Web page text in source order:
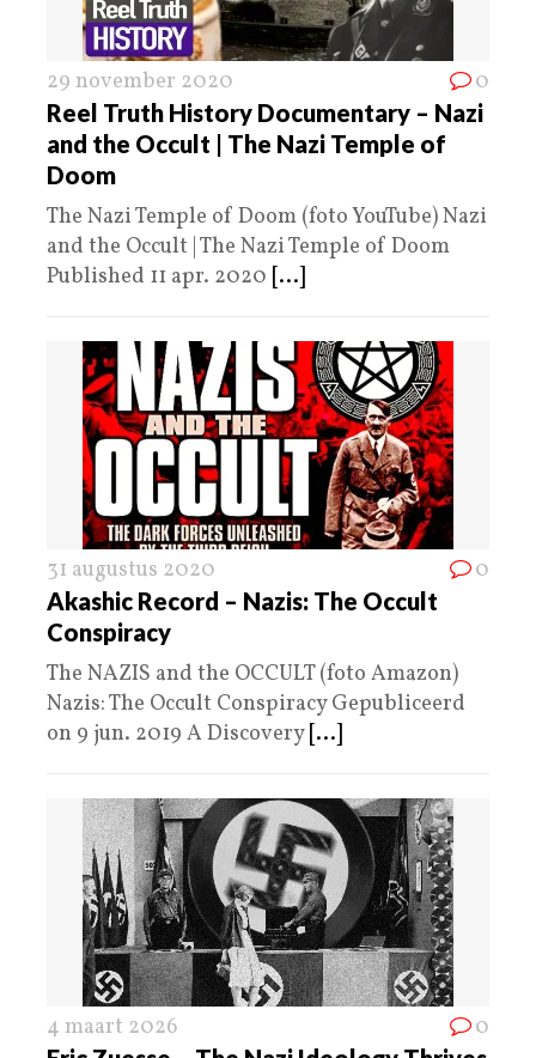
29 november 2020 0
Reel Truth History Documentary – Nazi
and the Occult | The Nazi Temple of
Doom
The Nazi Temple of Doom (foto YouTube) Nazi
and the Occult | The Nazi Temple of Doom
Published 11 apr. 2020 [...]
31 augustus 2020 0
Akashic Record – Nazis: The Occult
Conspiracy
The NAZIS and the OCCULT (foto Amazon)
Nazis: The Occult Conspiracy Gepubliceerd
on 9 jun. 2019 A Discovery [...]
4 maart 2026 0